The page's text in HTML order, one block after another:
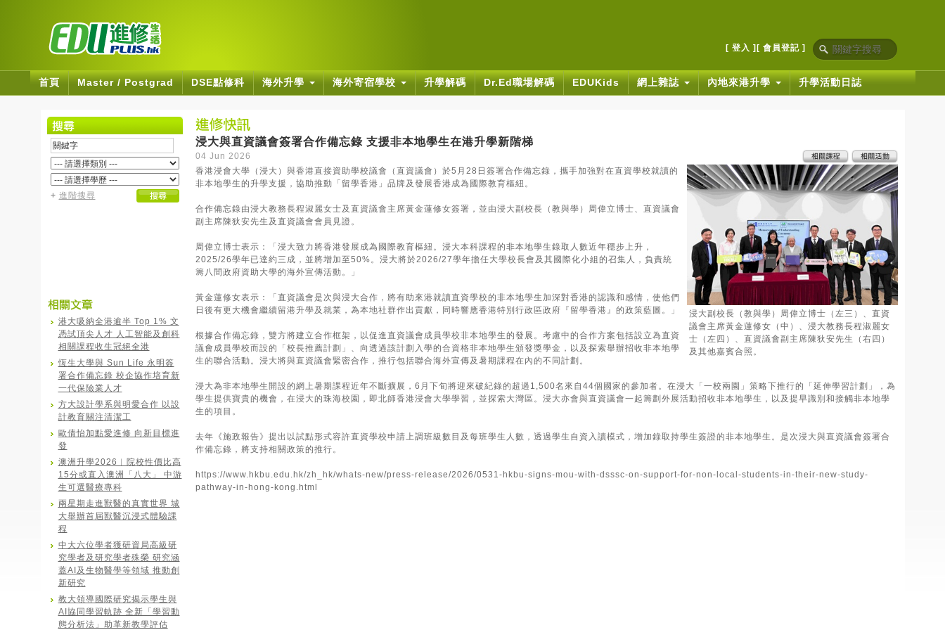
[ 登入 ] [ 會員登記 ]
首頁 Master / Postgrad DSE點修科 海外升學 海外寄宿學校 升學解碼 Dr.Ed職場解碼 EDUKids 網上雜誌 內地來港升學 升學活動日誌
+ 進階搜尋
港大吸納全港逾半 Top 1% 文
憑試頂尖人才 人工智能及創科
相關課程收生冠絕全港
恆生大學與 Sun Life 永明簽
署合作備忘錄 校企協作培育新
一代保險業人才
方大設計學系與明愛合作 以設
計教育關注清潔工
歐倩怡加點愛進修 向新目標進
發
澳洲升學2026︱院校性價比高
15分或直入澳洲「八大」 中游
生可選醫療專科
兩星期走進獸醫的真實世界 城
大舉辦首屆獸醫沉浸式體驗課
程
中大六位學者獲研資局高級研
究學者及研究學者殊榮 研究涵
蓋AI及生物醫學等領域 推動創
新研究
教大領導國際研究揭示學生與
AI協同學習軌跡 全新「學習動
態分析法」助革新教學評估
浸大與直資議會簽署合作備忘錄 支援非本地學生在港升學新階梯
04 Jun 2026
浸大副校長（教與學）周偉立博士（左三）、直資
議會主席黃金蓮修女（中）、浸大教務長程淑麗女
士（左四）、直資議會副主席陳狄安先生（右四）
及其他嘉賓合照。
香港浸會大學（浸大）與香港直接資助學校議會（直資議會）於5月28日簽署合作備忘錄，攜手加強對在直資學校就讀的
非本地學生的升學支援，協助推動「留學香港」品牌及發展香港成為國際教育樞紐。
合作備忘錄由浸大教務長程淑麗女士及直資議會主席黃金蓮修女簽署，並由浸大副校長（教與學）周偉立博士、直資議會
副主席陳狄安先生及直資議會會員見證。
周偉立博士表示：「浸大致力將香港發展成為國際教育樞紐。浸大本科課程的非本地學生錄取人數近年穩步上升，
2025/26學年已達約三成，並將增加至50%。浸大將於2026/27學年擔任大學校長會及其國際化小組的召集人，負責統
籌八間政府資助大學的海外宣傳活動。」
黃金蓮修女表示：「直資議會是次與浸大合作，將有助來港就讀直資學校的非本地學生加深對香港的認識和感情，使他們
日後有更大機會繼續留港升學及就業，為本地社群作出貢獻，同時響應香港特別行政區政府『留學香港』的政策藍圖。」
根據合作備忘錄，雙方將建立合作框架，以促進直資議會成員學校非本地學生的發展。考慮中的合作方案包括設立為直資
議會成員學校而設的「校長推薦計劃」、向透過該計劃入學的合資格非本地學生頒發獎學金，以及探索舉辦招收非本地學
生的聯合活動。浸大將與直資議會緊密合作，推行包括聯合海外宣傳及暑期課程在內的不同計劃。
浸大為非本地學生開設的網上暑期課程近年不斷擴展，6月下旬將迎來破紀錄的超過1,500名來自44個國家的參加者。在浸大「一校兩園」策略下推行的「延伸學習計劃」，為
學生提供寶貴的機會，在浸大的珠海校園，即北師香港浸會大學學習，並探索大灣區。浸大亦會與直資議會一起籌劃外展活動招收非本地學生，以及提早識別和接觸非本地學
生的項目。
去年《施政報告》提出以試點形式容許直資學校申請上調班級數目及每班學生人數，透過學生自資入讀模式，增加錄取持學生簽證的非本地學生。是次浸大與直資議會簽署合
作備忘錄，將支持相關政策的推行。
https://www.hkbu.edu.hk/zh_hk/whats-new/press-release/2026/0531-hkbu-signs-mou-with-dsssc-on-support-for-non-local-students-in-their-new-study-
pathway-in-hong-kong.html